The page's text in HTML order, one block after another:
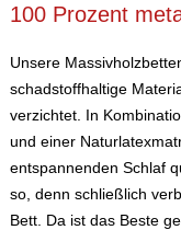
100 Prozent
Unsere
schadstoffhaltige
verzichtet. In
und einer
entspannenden Schlaf
so, denn schließlich
Bett. Da ist das Beste